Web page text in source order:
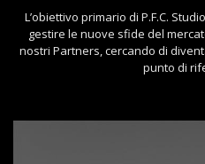
L’obiettivo primario di P.F.C.
gestire le nuove sfide del
nostri Partners, cercando di
punto di